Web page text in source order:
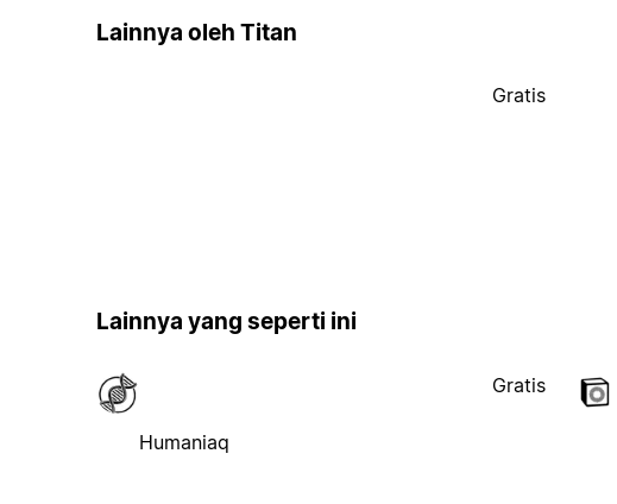
Lainnya oleh Titan
Gratis
Lainnya yang seperti ini
Humaniaq
Gratis